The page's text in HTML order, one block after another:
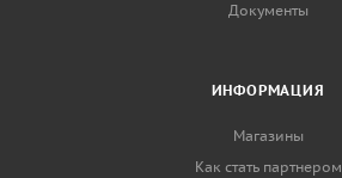
Документы
ИНФОРМАЦИЯ
Магазины
Как стать партнером